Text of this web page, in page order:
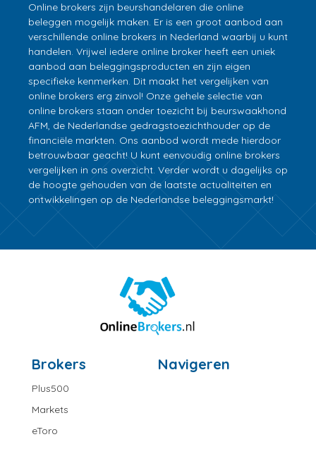
Online brokers zijn beurshandelaren die online
beleggen mogelijk maken. Er is een groot aanbod aan
verschillende online brokers in Nederland waarbij u kunt
handelen. Vrijwel iedere online broker heeft een uniek
aanbod aan beleggingsproducten en zijn eigen
specifieke kenmerken. Dit maakt het vergelijken van
online brokers erg zinvol! Onze gehele selectie van
online brokers staan onder toezicht bij beurswaakhond
AFM, de Nederlandse gedragstoezichthouder op de
financiële markten. Ons aanbod wordt mede hierdoor
betrouwbaar geacht! U kunt eenvoudig online brokers
vergelijken in ons overzicht. Verder wordt u dagelijks op
de hoogte gehouden van de laatste actualiteiten en
ontwikkelingen op de Nederlandse beleggingsmarkt!
Brokers
Plus500
Markets
eToro
Navigeren